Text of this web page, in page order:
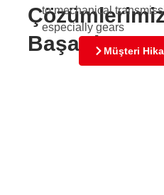
Başarılar
to mechanical
especially gears
Müşteri